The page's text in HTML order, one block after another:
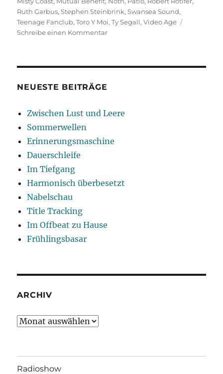
Ruth Garbus,Stephen Steinbrink,Swansea Sound,
Teenage Fanclub,Toro Y Moi,Ty Segall,Video Age
Schreibe einen Kommentarzu
NEUESTE BEITRÄGE
Zwischen Lust und Leere
Sommerwellen
Erinnerungsmaschine
Dauerschleife
Im Tiefgang
Harmonisch überbesetzt
Nabelschau
Title Tracking
Im Offbeat zu Hause
Frühlingsbasar
ARCHIV
Archiv
Radioshow